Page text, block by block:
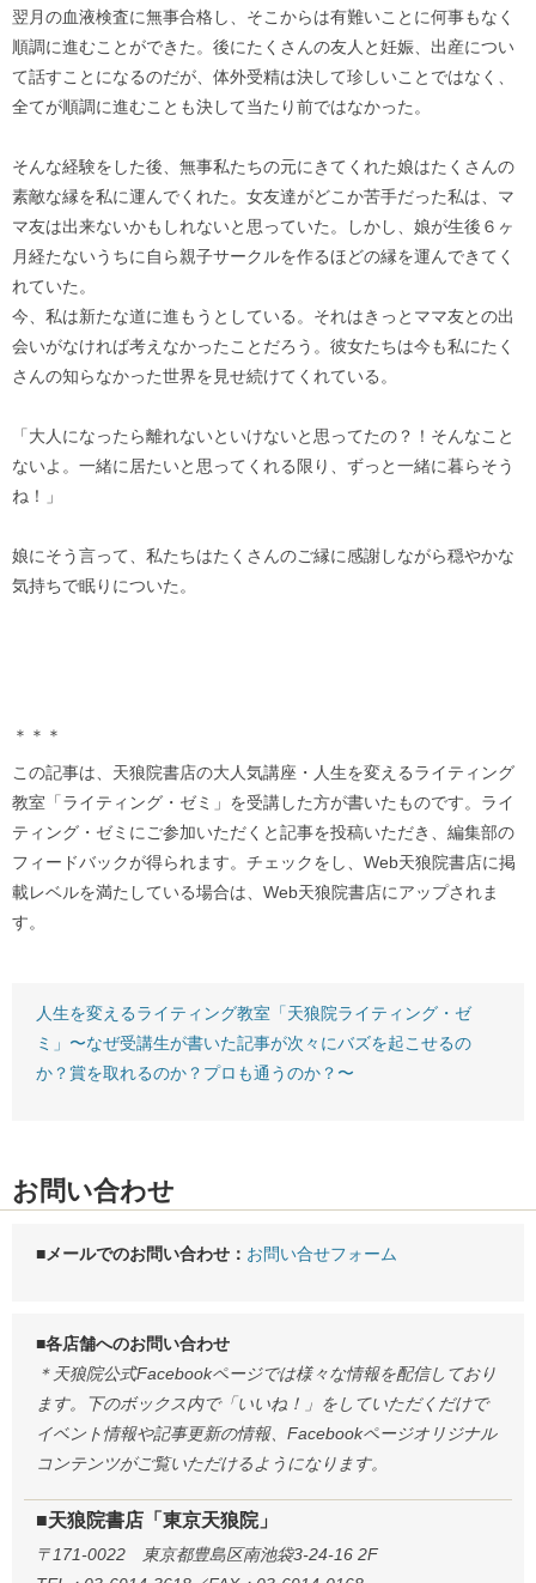
翌月の血液検査に無事合格し、そこからは有難いことに何事もなく
順調に進むことができた。後にたくさんの友人と妊娠、出産につい
て話すことになるのだが、体外受精は決して珍しいことではなく、
全てが順調に進むことも決して当たり前ではなかった。
そんな経験をした後、無事私たちの元にきてくれた娘はたくさんの
素敵な縁を私に運んでくれた。女友達がどこか苦手だった私は、マ
マ友は出来ないかもしれないと思っていた。しかし、娘が生後６ヶ
月経たないうちに自ら親子サークルを作るほどの縁を運んできてく
れていた。
今、私は新たな道に進もうとしている。それはきっとママ友との出
会いがなければ考えなかったことだろう。彼女たちは今も私にたく
さんの知らなかった世界を見せ続けてくれている。
「大人になったら離れないといけないと思ってたの？！そんなこと
ないよ。一緒に居たいと思ってくれる限り、ずっと一緒に暮らそう
ね！」
娘にそう言って、私たちはたくさんのご縁に感謝しながら穏やかな
気持ちで眠りについた。
＊＊＊
この記事は、天狼院書店の大人気講座・人生を変えるライティング
教室「ライティング・ゼミ」を受講した方が書いたものです。ライ
ティング・ゼミにご参加いただくと記事を投稿いただき、編集部の
フィードバックが得られます。チェックをし、Web天狼院書店に掲
載レベルを満たしている場合は、Web天狼院書店にアップされま
す。
人生を変えるライティング教室「天狼院ライティング・ゼ
ミ」〜なぜ受講生が書いた記事が次々にバズを起こせるの
か？賞を取れるのか？プロも通うのか？〜
お問い合わせ
■メールでのお問い合わせ： お問い合せフォーム
■各店舗へのお問い合わせ
＊天狼院公式Facebookページでは様々な情報を配信しており
ます。下のボックス内で「いいね！」をしていただくだけで
イベント情報や記事更新の情報、Facebookページオリジナル
コンテンツがご覧いただけるようになります。
■天狼院書店「東京天狼院」
〒171-0022 東京都豊島区南池袋3-24-16 2F